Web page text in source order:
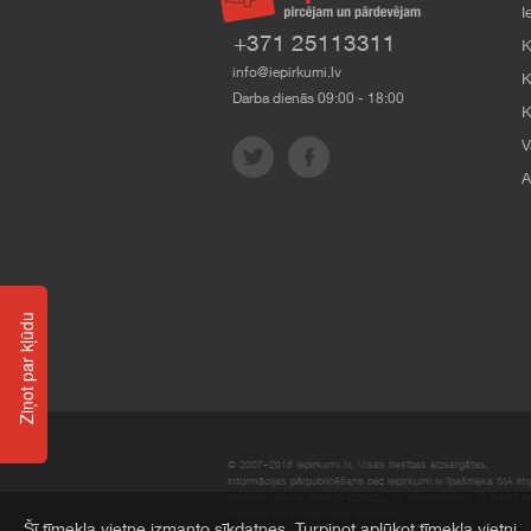
+371 25113311
info@iepirkumi.lv
Darba dienās 09:00 - 18:00
© 2007–2018 Iepirkumi.lv. Visas tiesības aizsargātas.
Informācijas pārpublicēšana bez iepirkumi.lv īpašnieka SIA
Ziņot par kļūdu